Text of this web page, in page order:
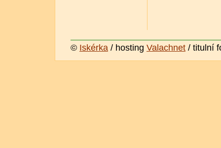
© Iskérka / hosting Valachnet / titulní